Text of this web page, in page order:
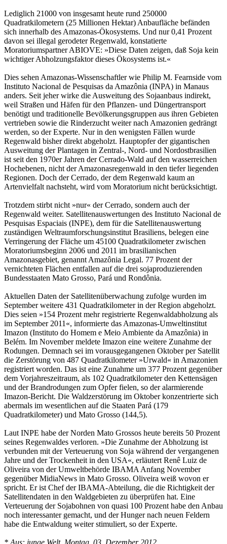
Lediglich 21000 von insgesamt heute rund 250000
Quadratkilometern (25 Millionen Hektar) Anbaufläche befänden
sich innerhalb des Amazonas-Ökosystems. Und nur 0,41 Prozent
davon sei illegal gerodeter Regenwald, konstatierte
Moratoriumspartner ABIOVE: »Diese Daten zeigen, daß Soja kein
wichtiger Abholzungsfaktor dieses Ökosystems ist.«
Dies sehen Amazonas-Wissenschaftler wie Philip M. Fearnside vom
Instituto Nacional de Pesquisas da Amazônia (INPA) in Manaus
anders. Seit jeher wirke die Ausweitung des Sojaanbaus indirekt,
weil Straßen und Häfen für den Pflanzen- und Düngertransport
benötigt und traditionelle Bevölkerungsgruppen aus ihren Gebieten
vertrieben sowie die Rinderzucht weiter nach Amazonien gedrängt
werden, so der Experte. Nur in den wenigsten Fällen wurde
Regenwald bisher direkt abgeholzt. Hauptopfer der gigantischen
Ausweitung der Plantagen in Zentral-, Nord- und Nordostbrasilien
ist seit den 1970er Jahren der Cerrado-Wald auf den wasserreichen
Hochebenen, nicht der Amazonasregenwald in den tiefer liegenden
Regionen. Doch der Cerrado, der dem Regenwald kaum an
Artenvielfalt nachsteht, wird vom Moratorium nicht berücksichtigt.
Trotzdem stirbt nicht »nur« der Cerrado, sondern auch der
Regenwald weiter. Satellitenauswertungen des Instituto Nacional de
Pesquisas Espaciais (INPE), dem für die Satellitenauswertung
zuständigen Weltraumforschungsinstitut Brasiliens, belegen eine
Verringerung der Fläche um 45100 Quadratkilometer zwischen
Moratoriumsbeginn 2006 und 2011 im brasilianischen
Amazonasgebiet, genannt Amazônia Legal. 77 Prozent der
vernichteten Flächen entfallen auf die drei sojaproduzierenden
Bundesstaaten Mato Grosso, Pará und Rondônia.
Aktuellen Daten der Satellitenüberwachung zufolge wurden im
September weitere 431 Quadratkilometer in der Region abgeholzt.
Dies seien »154 Prozent mehr registrierte Regenwaldabholzung als
im September 2011«, informierte das Amazonas-Umweltinstitut
Imazon (Instituto do Homem e Meio Ambiente da Amazônia) in
Belém. Im November meldete Imazon eine weitere Zunahme der
Rodungen. Demnach sei im vorausgegangenen Oktober per Satellit
die Zerstörung von 487 Quadratkilometer »Urwald« in Amazonien
registriert worden. Das ist eine Zunahme um 377 Prozent gegenüber
dem Vorjahreszeitraum, als 102 Quadratkilometer den Kettensägen
und der Brandrodungen zum Opfer fielen, so der alarmierende
Imazon-Bericht. Die Waldzerstörung im Oktober konzentrierte sich
abermals im wesentlichen auf die Staaten Pará (179
Quadratkilometer) und Mato Grosso (144,5).
Laut INPE habe der Norden Mato Grossos heute bereits 50 Prozent
seines Regenwaldes verloren. »Die Zunahme der Abholzung ist
verbunden mit der Verteuerung von Soja während der vergangenen
Jahre und der Trockenheit in den USA«, erläutert Renê Luiz de
Oliveira von der Umweltbehörde IBAMA Anfang November
gegenüber MidiaNews in Mato Grosso. Oliveira weiß wovon er
spricht. Er ist Chef der IBAMA-Abteilung, die die Richtigkeit der
Satellitendaten in den Waldgebieten zu überprüfen hat. Eine
Verteuerung der Sojabohnen von quasi 100 Prozent habe den Anbau
noch interessanter gemacht, und der Hunger nach neuen Feldern
habe die Entwaldung weiter stimuliert, so der Experte.
* Aus: junge Welt, Montag, 03. Dezember 2012